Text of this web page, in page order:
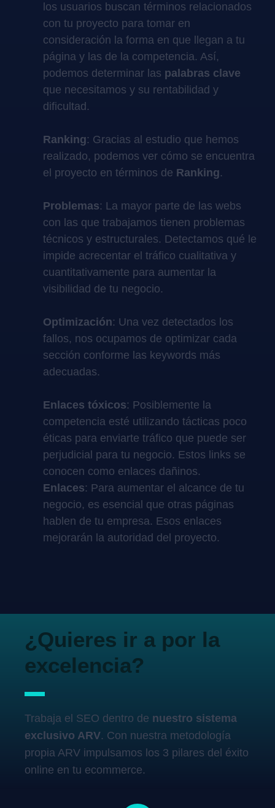
los usuarios buscan términos relacionados
con tu proyecto para tomar en
consideración la forma en que llegan a tu
página y las de la competencia. Así,
podemos determinar las palabras clave
que necesitamos y su rentabilidad y
dificultad.
Ranking: Gracias al estudio que hemos
realizado, podemos ver cómo se encuentra
el proyecto en términos de Ranking.
Problemas: La mayor parte de las webs
con las que trabajamos tienen problemas
técnicos y estructurales. Detectamos qué le
impide acrecentar el tráfico cualitativa y
cuantitativamente para aumentar la
visibilidad de tu negocio.
Optimización: Una vez detectados los
fallos, nos ocupamos de optimizar cada
sección conforme las keywords más
adecuadas.
Enlaces tóxicos: Posiblemente la
competencia esté utilizando tácticas poco
éticas para enviarte tráfico que puede ser
perjudicial para tu negocio. Estos links se
conocen como enlaces dañinos.
Enlaces: Para aumentar el alcance de tu
negocio, es esencial que otras páginas
hablen de tu empresa. Esos enlaces
mejorarán la autoridad del proyecto.
¿Quieres ir a por la
excelencia?
Trabaja el SEO dentro de nuestro sistema
exclusivo ARV. Con nuestra metodología
propia ARV impulsamos los 3 pilares del éxito
online en tu ecommerce.